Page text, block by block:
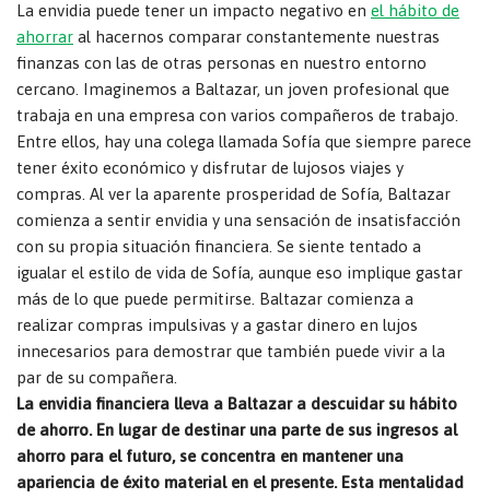
La envidia puede tener un impacto negativo en el hábito de
ahorrar al hacernos comparar constantemente nuestras
finanzas con las de otras personas en nuestro entorno
cercano. Imaginemos a Baltazar, un joven profesional que
trabaja en una empresa con varios compañeros de trabajo.
Entre ellos, hay una colega llamada Sofía que siempre parece
tener éxito económico y disfrutar de lujosos viajes y
compras. Al ver la aparente prosperidad de Sofía, Baltazar
comienza a sentir envidia y una sensación de insatisfacción
con su propia situación financiera. Se siente tentado a
igualar el estilo de vida de Sofía, aunque eso implique gastar
más de lo que puede permitirse. Baltazar comienza a
realizar compras impulsivas y a gastar dinero en lujos
innecesarios para demostrar que también puede vivir a la
par de su compañera.
La envidia financiera lleva a Baltazar a descuidar su hábito
de ahorro. En lugar de destinar una parte de sus ingresos al
ahorro para el futuro, se concentra en mantener una
apariencia de éxito material en el presente. Esta mentalidad